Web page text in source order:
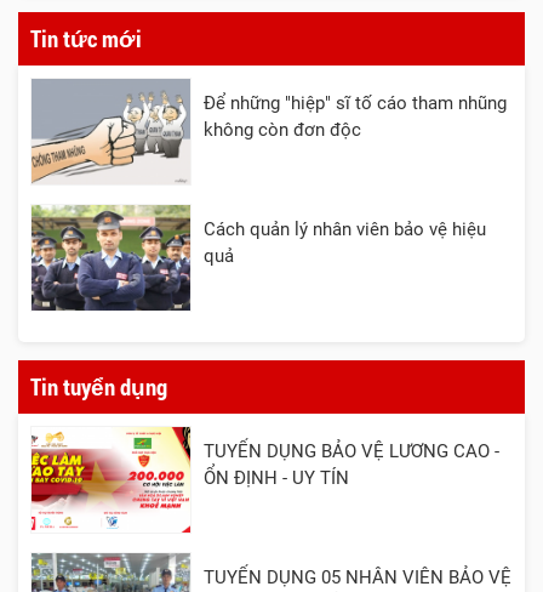
Tin tức mới
Để những "hiệp" sĩ tố cáo tham nhũng
không còn đơn độc
Cách quản lý nhân viên bảo vệ hiệu
quả
Tin tuyển dụng
TUYỂN DỤNG BẢO VỆ LƯƠNG CAO -
ỔN ĐỊNH - UY TÍN
TUYỂN DỤNG 05 NHÂN VIÊN BẢO VỆ